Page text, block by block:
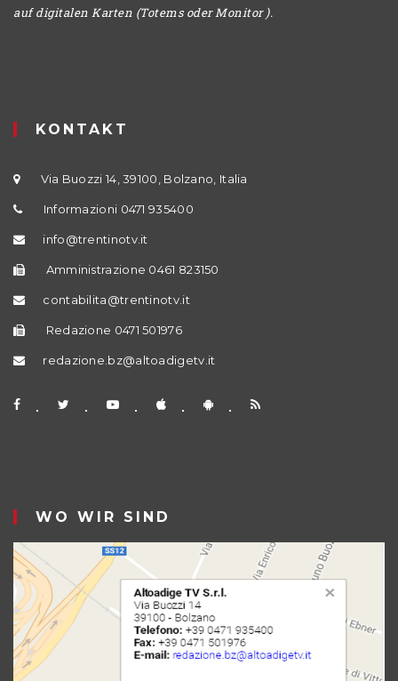
auf digitalen Karten (Totems oder Monitor ).
KONTAKT
Via Buozzi 14, 39100, Bolzano, Italia
Informazioni 0471 935400
info@trentinotv.it
Amministrazione 0461 823150
contabilita@trentinotv.it
Redazione 0471 501976
redazione.bz@altoadigetv.it
WO WIR SIND